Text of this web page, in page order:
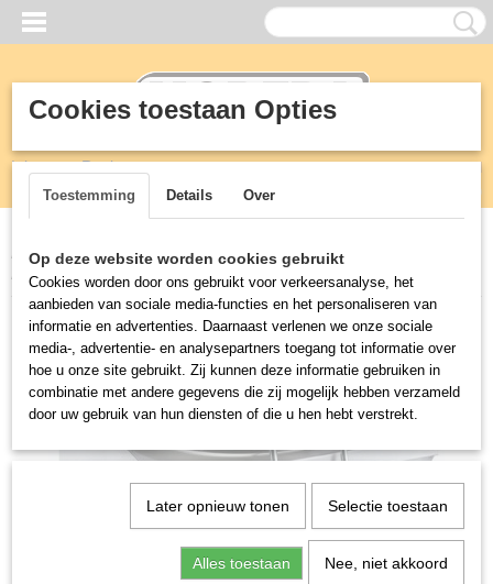
Inloggen Registreren
(0)
Home >KEUKEN>900 mm professionele kooklijn
KOOKKETEL 250L
Cookies toestaan Opties
Toestemming Details Over
Op deze website worden cookies gebruikt
Cookies worden door ons gebruikt voor verkeersanalyse, het
aanbieden van sociale media-functies en het personaliseren van
informatie en advertenties. Daarnaast verlenen we onze sociale
media-, advertentie- en analysepartners toegang tot informatie over
hoe u onze site gebruikt. Zij kunnen deze informatie gebruiken in
combinatie met andere gegevens die zij mogelijk hebben verzameld
door uw gebruik van hun diensten of die u hen hebt verstrekt.
Later opnieuw tonen Selectie toestaan
Alles toestaan Nee, niet akkoord